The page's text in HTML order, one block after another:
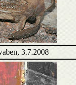
3.7.2008